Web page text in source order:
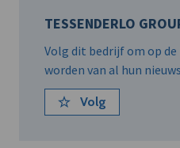
TESSENDERLO
Volg dit bedrijf om op
worden van al hun
Volg